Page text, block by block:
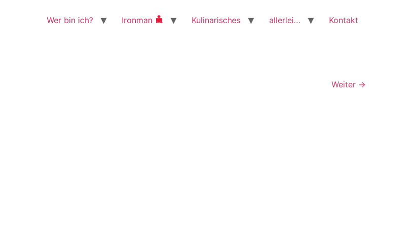
Wer bin ich? Ironman Kulinarisches allerlei… Kontakt
Weiter →